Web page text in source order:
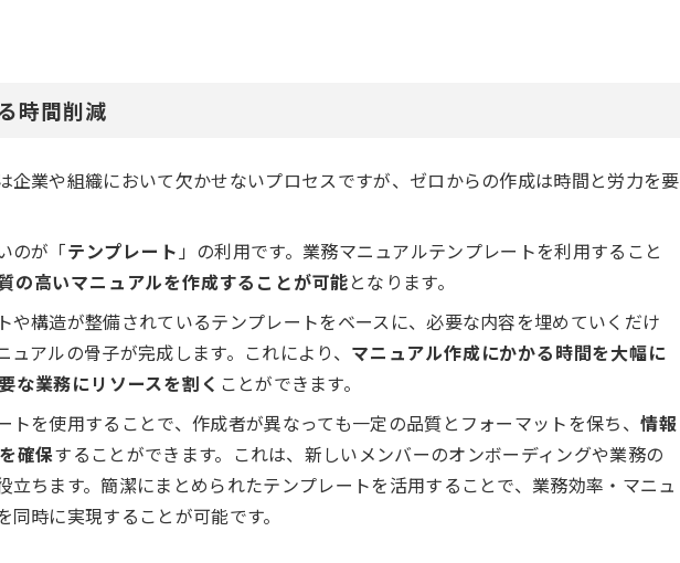
時間削減
企業や組織において欠かせないプロセスですが、ゼロからの作成は時間と労力を要
のが「テンプレート 」の利用です。業務マニュアルテンプレートを利用すること
の高いマニュアルを作成することが可能となります。
や構造が整備されているテンプレートをベースに、必要な内容を埋めていくだけ
ュアルの骨子が完成します。これにより、 マニュアル作成にかかる時間を大幅に
な業務にリソースを割く ことができます。
トを使用することで、作成者が異なっても一定の品質とフォーマットを保ち、情報
確保することができます。これは、新しいメンバーのオンボーディングや業務の
立ちます。簡潔にまとめられたテンプレートを活用することで、業務効率・マニュ
同時に実現することが可能です。